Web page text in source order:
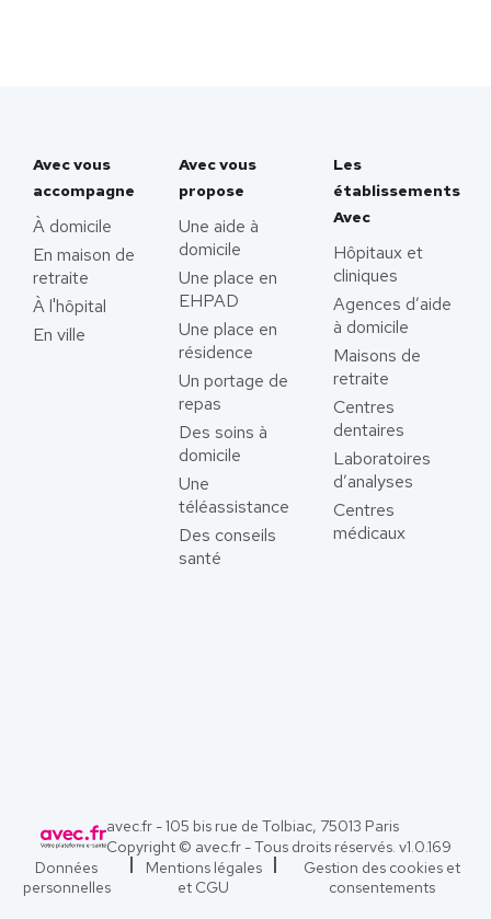
Avec vous
accompagne
À domicile
En maison de
retraite
À l'hôpital
En ville
Avec vous
propose
Une aide à
domicile
Une place en
EHPAD
Une place en
résidence
Un portage de
repas
Des soins à
domicile
Une
téléassistance
Des conseils
santé
Les
établissements
Avec
Hôpitaux et
cliniques
Agences d’aide
à domicile
Maisons de
retraite
Centres
dentaires
Laboratoires
d’analyses
Centres
médicaux
avec.fr - 105 bis rue de Tolbiac, 75013 Paris
Copyright © avec.fr - Tous droits réservés. v1.0.169
Données
personnelles
Mentions légales
et CGU
Gestion des cookies et
consentements